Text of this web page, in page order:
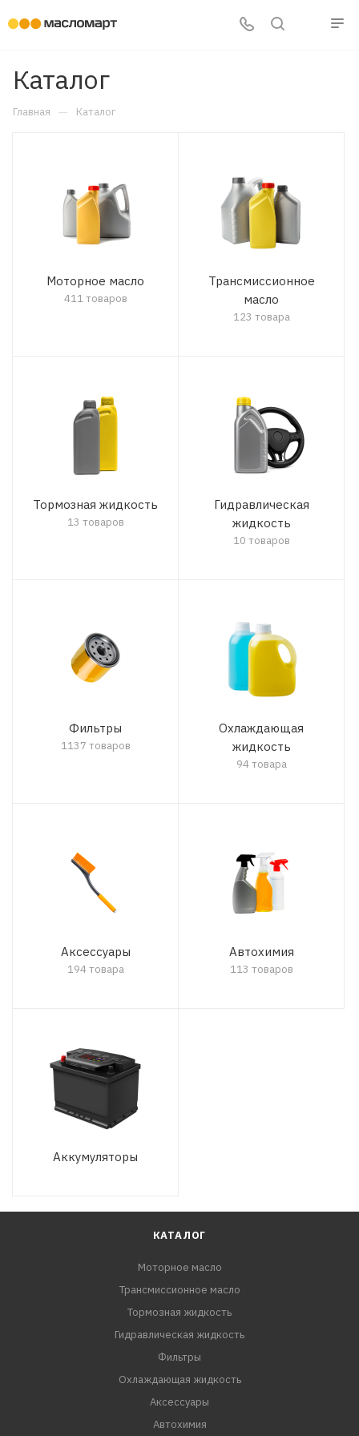
Каталог
Главная — Каталог
Моторное масло
411 товаров
Трансмиссионное
масло
123 товара
Тормозная жидкость
13 товаров
Гидравлическая
жидкость
10 товаров
Фильтры
1137 товаров
Охлаждающая
жидкость
94 товара
Аксессуары
194 товара
Автохимия
113 товаров
Аккумуляторы
КАТАЛОГ
Моторное масло
Трансмиссионное масло
Тормозная жидкость
Гидравлическая жидкость
Фильтры
Охлаждающая жидкость
Аксессуары
Автохимия